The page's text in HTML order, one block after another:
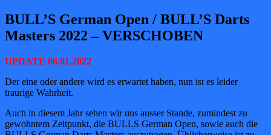
BULL’S German Open / BULL’S Darts
Masters 2022 – VERSCHOBEN
UPDATE 06.01.2022
Der eine oder andere wird es erwartet haben, nun ist es leider
traurige Wahrheit.
Auch in diesem Jahr sehen wir uns ausser Stande, zumindest zu
gewohntem Zeitpunkt, die BULLS German Open, sowie auch die